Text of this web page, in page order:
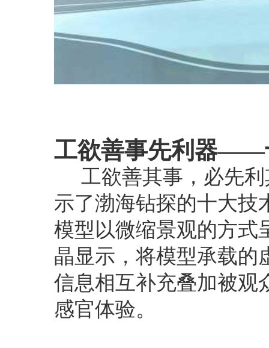
工欲善事先利器——
工欲善其事，必先
示了渤海钻探的十大技
模型以微缩景观的方式
晶显示，将模型承载的
信息相互补充叠加被观
感官体验。